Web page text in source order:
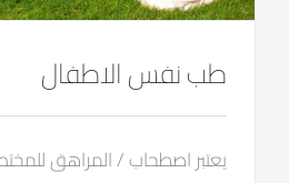
طب نفس الاطفال
يعتبر اصطحاب / المراهق